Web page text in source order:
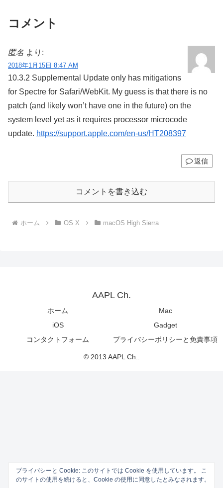
コメント
匿名 より:
2018年1月15日 8:47 AM
10.3.2 Supplemental Update only has mitigations
for Spectre for Safari/WebKit. My guess is that there is no
patch (and likely won’t have one in the future) on the
system level yet as it requires processor microcode
update. https://support.apple.com/en-us/HT208397
返信
コメントを書き込む
ホーム OS X macOS High Sierra
AAPL Ch.
ホーム
Mac
iOS
Gadget
コンタクトフォーム
プライバシーポリシーと免責事項
© 2013 AAPL Ch..
プライバシーと Cookie: このサイトでは Cookie を使用しています。 こ
のサイトの使用を続けると、Cookie の使用に同意したとみなされます。